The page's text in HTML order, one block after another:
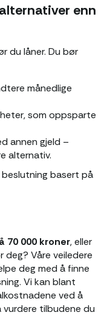
enn
du låner. Du bør
månedlige
som oppsparte
annen gjeld –
alternativ.
basert på
70 000 kroner, eller
Våre veiledere
deg med å finne
Vi kan blant
ved å
vurdere tilbudene du